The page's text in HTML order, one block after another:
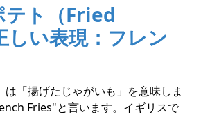
テト（Fried
い表現：フレン
は「揚げたじゃがいも」を意味しま
Fries"と言います。イギリスで